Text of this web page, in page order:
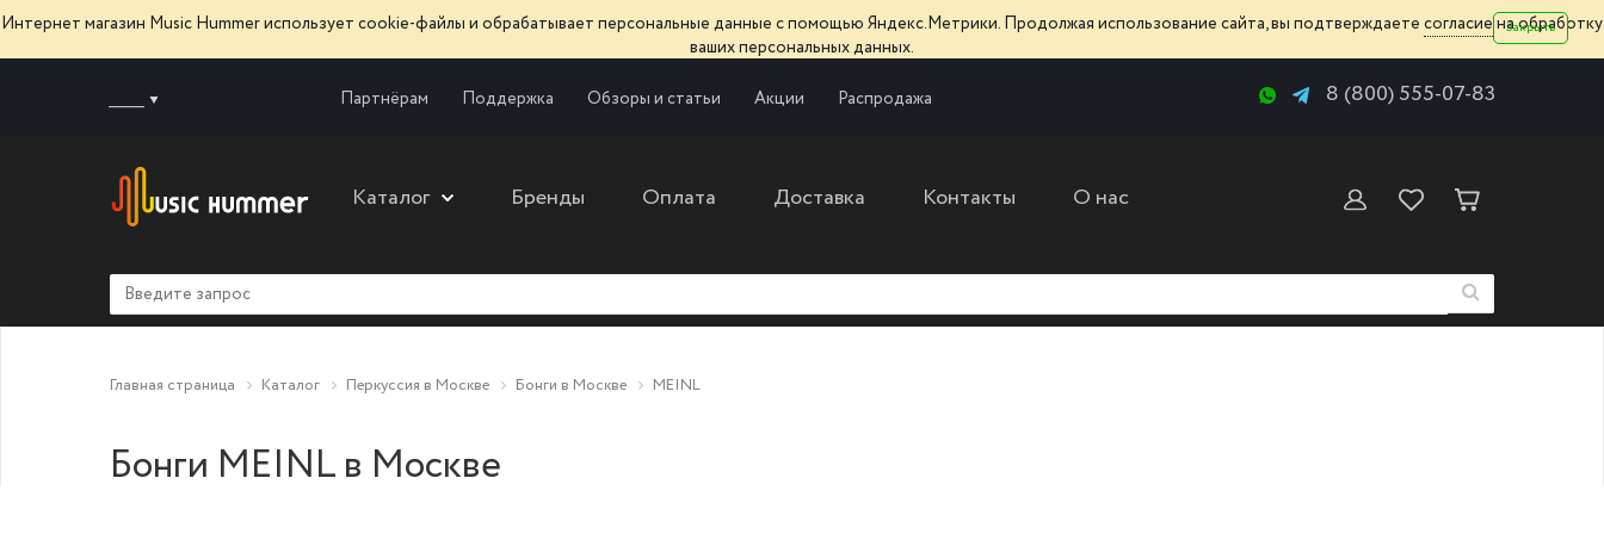
Интернет магазин Music Hummer использует сооkie-файлы и обрабатывает персональные данные с помощью Яндекс.Метрики. Продолжая использование сайта, вы подтверждаете согласиена обработку
ваших персональных данных.
Закрыть
Партнёрам Поддержка Обзоры и статьи Акции Распродажа 8 (800) 555-07-83
Каталог Бренды Оплата Доставка Контакты О нас
Главная страница Каталог Перкуссия в Москве Бонги в Москве MEINL
Бонги MEINL в Москве